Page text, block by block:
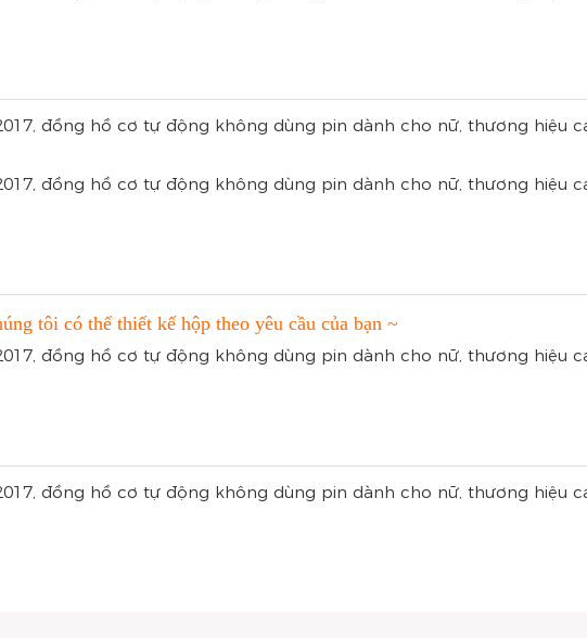
tôi có thể thiết kế hộp theo yêu cầu của bạn ~